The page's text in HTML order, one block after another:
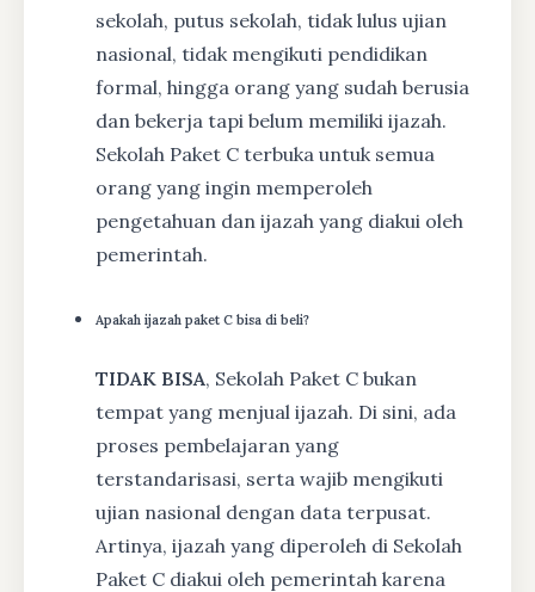
sekolah, putus sekolah, tidak lulus ujian
nasional, tidak mengikuti pendidikan
formal, hingga orang yang sudah berusia
dan bekerja tapi belum memiliki ijazah.
Sekolah Paket C terbuka untuk semua
orang yang ingin memperoleh
pengetahuan dan ijazah yang diakui oleh
pemerintah.
Apakah ijazah paket C bisa di beli?
TIDAK BISA, Sekolah Paket C bukan
tempat yang menjual ijazah. Di sini, ada
proses pembelajaran yang
terstandarisasi, serta wajib mengikuti
ujian nasional dengan data terpusat.
Artinya, ijazah yang diperoleh di Sekolah
Paket C diakui oleh pemerintah karena